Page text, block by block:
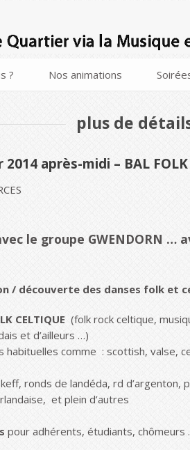
? Nos animations
plus de
après-midi – BAL FOLK
le groupe GWENDORN …
/ découverte des danses folk et
CELTIQUE (folk rock celtique,
et d’ailleurs …)
habituelles comme : scottish, valse,
ronds de landéda, rd d’argenton,
et plein d’autres
pour adhérents, étudiants,